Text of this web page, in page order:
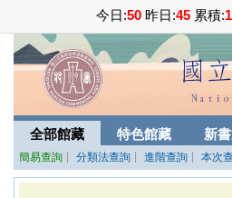
今日:50 昨日:45 累積:
全部館藏 特色館藏 新
簡易查詢 ┊ 分類法查詢 ┊ 進階查詢 ┊ 本次